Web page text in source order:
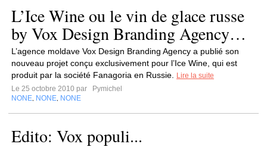
L’Ice Wine ou le vin de glace russe
by Vox Design Branding Agency…
L’agence moldave Vox Design Branding Agency a publié son
nouveau projet conçu exclusivement pour l’Ice Wine, qui est
produit par la société Fanagoria en Russie.
Lire la suite
Le 25 octobre 2010 par
Pymichel
NONE NONE NONE
Edito: Vox populi...